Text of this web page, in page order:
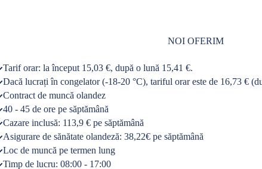
NOI OFERIM
Tarif orar: la început 15,03 €, după o lună 15,41 €.
Dacă lucrați în congelator (-18-20 °C), tariful orar este de 16,73 €
Contract de muncă olandez
40 - 45 de ore pe săptămână
Cazare inclusă: 113,9 € pe săptămână
Asigurare de sănătate olandeză: 38,22€ pe săptămână
Loc de muncă pe termen lung
Timp de lucru: 08:00 - 17:00